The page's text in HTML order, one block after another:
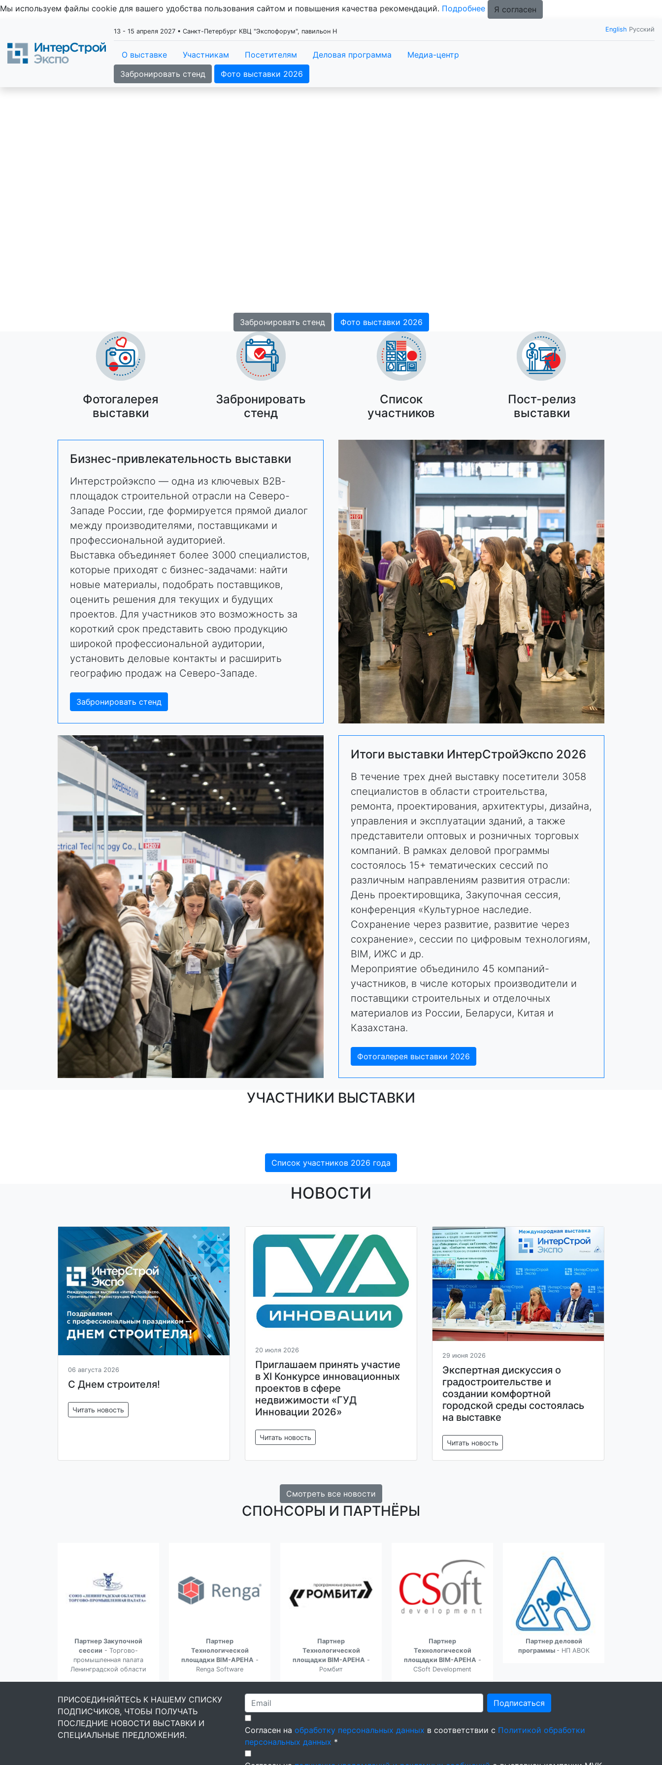
Мы используем файлы cookie для вашего удобства пользования сайтом и повышения качества рекомендаций. Подробнее Я согласен
13 - 15 апреля 2027 • Санкт-Петербург КВЦ "Экспофорум", павильон Н English Русский
О выставке Участникам Посетителям Деловая программа
Медиа-центр
Забронировать стенд
Фото выставки 2026
Забронировать стенд Фото выставки 2026
Фотогалерея
выставки
Забронировать
стенд
Список
участников
Пост-релиз
выставки
Бизнес-привлекательность выставки
Интерстройэкспо — одна из ключевых В2В-
площадок строительной отрасли на Северо-
Западе России, где формируется прямой диалог
между производителями, поставщиками и
профессиональной аудиторией.
Выставка объединяет более 3000 специалистов,
которые приходят с бизнес-задачами: найти
новые материалы, подобрать поставщиков,
оценить решения для текущих и будущих
проектов. Для участников это возможность за
короткий срок представить свою продукцию
широкой профессиональной аудитории,
установить деловые контакты и расширить
географию продаж на Северо-Западе.
Забронировать стенд
Итоги выставки ИнтерСтройЭкспо 2026
В течение трех дней выставку посетители 3058
специалистов в области строительства,
ремонта, проектирования, архитектуры, дизайна,
управления и эксплуатации зданий, а также
представители оптовых и розничных торговых
компаний. В рамках деловой программы
состоялось 15+ тематических сессий по
различным направлениям развития отрасли:
День проектировщика, Закупочная сессия,
конференция «Культурное наследие.
Сохранение через развитие, развитие через
сохранение», сессии по цифровым технологиям,
BIM, ИЖС и др.
Мероприятие объединило 45 компаний-
участников, в числе которых производители и
поставщики строительных и отделочных
материалов из России, Беларуси, Китая и
Казахстана.
Фотогалерея выставки 2026
УЧАСТНИКИ ВЫСТАВКИ
Список участников 2026 года
НОВОСТИ
06 августа 2026
С Днем строителя!
Читать новость
20 июля 2026
Приглашаем принять участие
в XI Конкурсе инновационных
проектов в сфере
недвижимости «ГУД
Инновации 2026»
Читать новость
29 июня 2026
Экспертная дискуссия о
градостроительстве и
создании комфортной
городской среды состоялась
на выставке
Читать новость
Смотреть все новости
СПОНСОРЫ И ПАРТНЁРЫ
Партнер Закупочной
сессии - Торгово-
промышленная палата
Ленинградской области
Партнер
Технологической
площадки BIM-АРЕНА -
Renga Software
Партнер
Технологической
площадки BIM-АРЕНА -
Ромбит
Партнер
Технологической
площадки BIM-АРЕНА -
CSoft Development
Партнер деловой
программы - НП АВОК
ПРИСОЕДИНЯЙТЕСЬ К НАШЕМУ СПИСКУ
ПОДПИСЧИКОВ, ЧТОБЫ ПОЛУЧАТЬ
ПОСЛЕДНИЕ НОВОСТИ ВЫСТАВКИ И
СПЕЦИАЛЬНЫЕ ПРЕДЛОЖЕНИЯ.
Подписаться
Согласен на обработку персональных данных в соответствии с Политикой обработки
персональных данных *